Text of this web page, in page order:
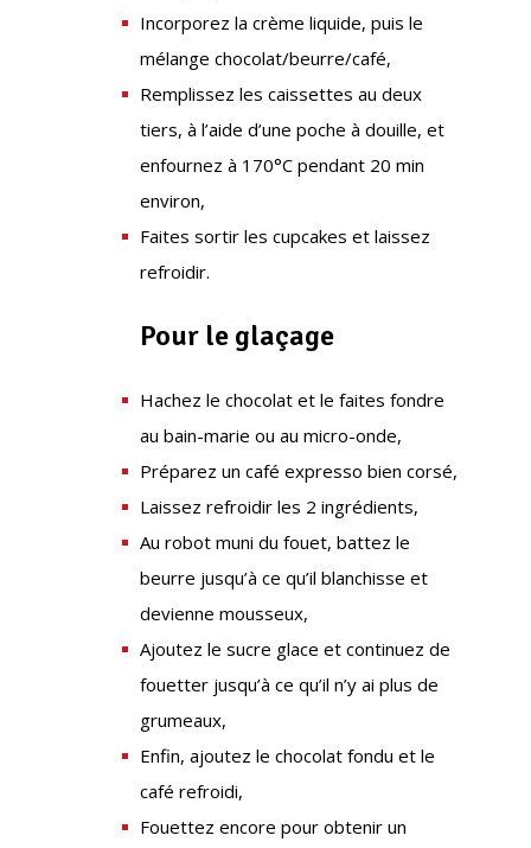
Incorporez la crème liquide, puis le
mélange chocolat/beurre/café,
Remplissez les caissettes au deux
tiers, à l’aide d’une poche à douille, et
enfournez à 170°C pendant 20 min
environ,
Faites sortir les cupcakes et laissez
refroidir.
Pour le glaçage
Hachez le chocolat et le faites fondre
au bain-marie ou au micro-onde,
Préparez un café expresso bien corsé,
Laissez refroidir les 2 ingrédients,
Au robot muni du fouet, battez le
beurre jusqu’à ce qu’il blanchisse et
devienne mousseux,
Ajoutez le sucre glace et continuez de
fouetter jusqu’à ce qu’il n’y ai plus de
grumeaux,
Enfin, ajoutez le chocolat fondu et le
café refroidi,
Fouettez encore pour obtenir un